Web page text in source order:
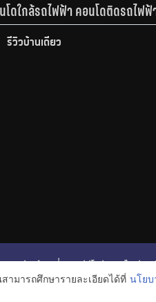
โดใกล้รถไฟฟ้า คอนโดติดรถไฟฟ้
รีวิวบ้านเดี่ยว
ม รีวิวบ้านเดี่ยว วีดีโอรีวิว
ไอเดีย
ละคอนโด
มารถศึกษารายละเอียดได้ที่ นโยบ